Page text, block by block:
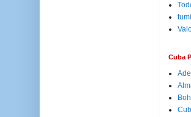
Cuba